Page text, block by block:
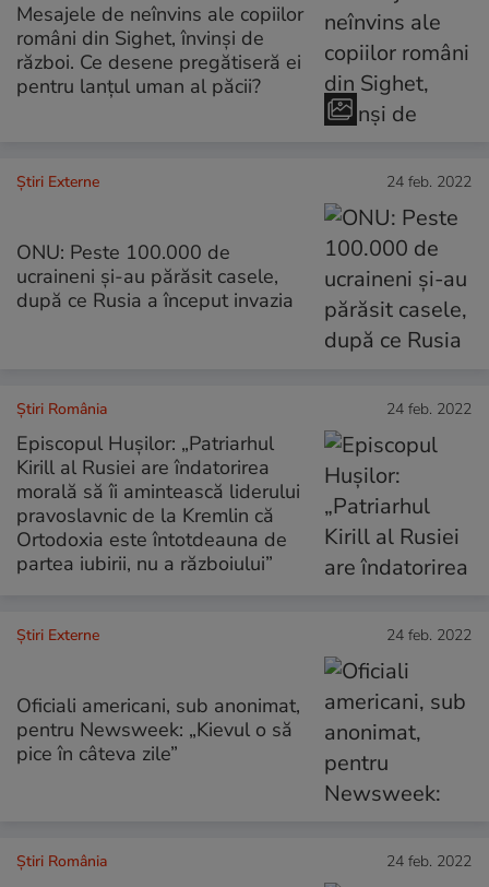
Mesajele de neînvins ale copiilor
români din Sighet, învinși de
război. Ce desene pregătiseră ei
pentru lanțul uman al păcii?
Știri Externe 24 feb. 2022
ONU: Peste 100.000 de
ucraineni și-au părăsit casele,
după ce Rusia a început invazia
Știri România 24 feb. 2022
Episcopul Hușilor: „Patriarhul
Kirill al Rusiei are îndatorirea
morală să îi amintească liderului
pravoslavnic de la Kremlin că
Ortodoxia este întotdeauna de
partea iubirii, nu a războiului”
Știri Externe 24 feb. 2022
Oficiali americani, sub anonimat,
pentru Newsweek: „Kievul o să
pice în câteva zile”
Știri România 24 feb. 2022